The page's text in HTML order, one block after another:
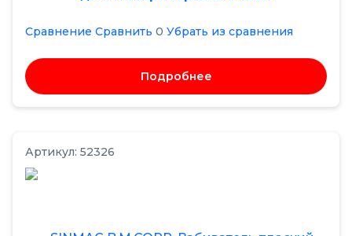
Сравнение Сравнить 0 Убрать из сравнения
Подробнее
Артикул: 52326